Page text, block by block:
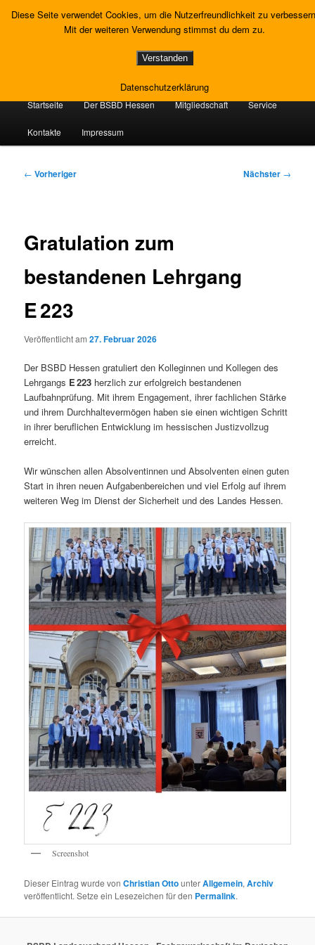
primären
Landesverband Hessen
HauptmenüStartseite Der BSBD Hessen Mitgliedschaft Service
Kontakte Impressum
Beitragsnavigation
← Vorheriger Nächster →
Gratulation zum
bestandenen Lehrgang
E 223
Veröffentlicht am27. Februar 2026
Der BSBD Hessen gratuliert den Kolleginnen und Kollegen des
Lehrgangs E 223 herzlich zur erfolgreich bestandenen
Laufbahnprüfung. Mit ihrem Engagement, ihrer fachlichen Stärke
und ihrem Durchhaltevermögen haben sie einen wichtigen Schritt
in ihrer beruflichen Entwicklung im hessischen Justizvollzug
erreicht.
Wir wünschen allen Absolventinnen und Absolventen einen guten
Start in ihren neuen Aufgabenbereichen und viel Erfolg auf ihrem
weiteren Weg im Dienst der Sicherheit und des Landes Hessen.
Screenshot
Dieser Eintrag wurde vonChristian OttounterAllgemein,Archiv
veröffentlicht. Setze ein Lesezeichen für den Permalink.
Diese Seite verwendet Cookies, um die Nutzerfreundlichkeit zu
Mit der weiteren Verwendung stimmst du dem zu.
Verstanden
Datenschutzerklärung